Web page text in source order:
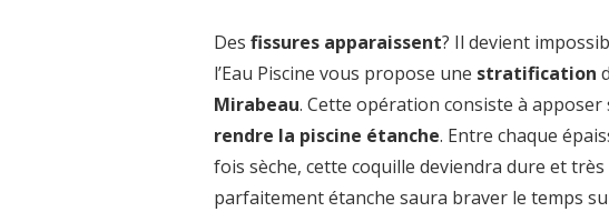
Des fissures apparaissent? Il devient
l’Eau Piscine vous propose une stratification
Mirabeau. Cette opération consiste à
rendre la piscine étanche. Entre chaque
fois sèche, cette coquille deviendra dure et
parfaitement étanche saura braver le temps